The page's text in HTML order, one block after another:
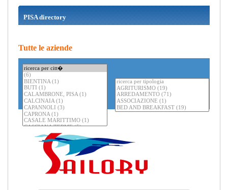
PISA directory
Tutte le aziende